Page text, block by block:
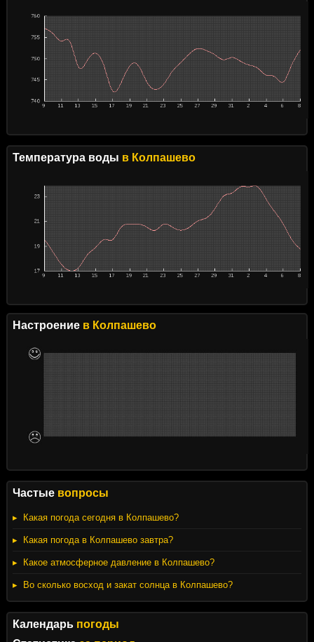
Температура воды в Колпашево
Настроениев Колпашево
Частыевопросы
Какая погода сегодня в Колпашево?
Какая погода в Колпашево завтра?
Какое атмосферное давление в Колпашево?
Во сколько восход и закат солнца в Колпашево?
Календарь погоды